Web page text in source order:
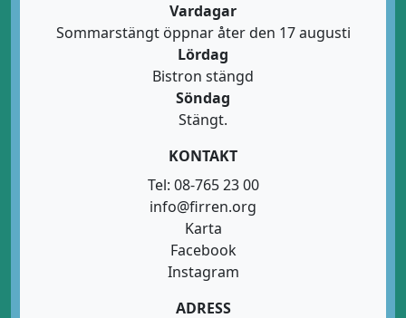
Vardagar
Sommarstängt öppnar åter den 17 augusti
Lördag
Bistron stängd
Söndag
Stängt.
KONTAKT
Tel: 08-765 23 00
info@firren.org
Karta
Facebook
Instagram
ADRESS